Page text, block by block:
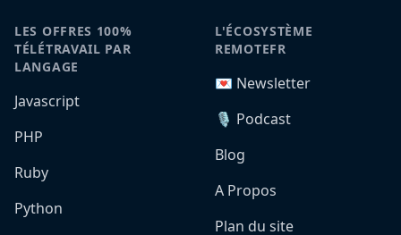
LES OFFRES 100%
TÉLÉTRAVAIL PAR
LANGAGE
Javascript
PHP
Ruby
Python
L'ÉCOSYSTÈME
REMOTEFR
💌 Newsletter
🎙️ Podcast
Blog
A Propos
Plan du site